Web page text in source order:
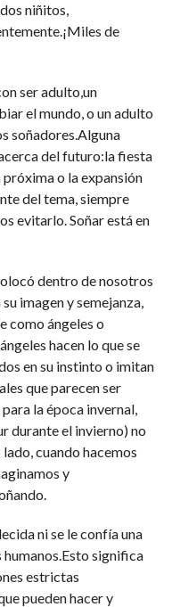
niñitos,
de
ser adulto,un
el mundo, o un adulto
soñadores.Alguna
del futuro:la fiesta
próxima o la expansión
del tema, siempre
evitarlo. Soñar está en
dentro de nosotros
imagen y semejanza,
como ángeles o
hacen lo que se
en su instinto o imitan
que parecen ser
la época invernal,
durante el invierno) no
cuando hacemos
y
ni se le confía una
humanos.Esto significa
estrictas
pueden hacer y